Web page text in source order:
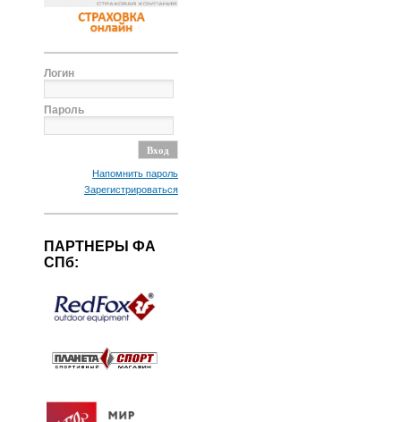
Логин
Пароль
Напомнить пароль
Зарегистрироваться
ПАРТНЕРЫ ФА
СПб: